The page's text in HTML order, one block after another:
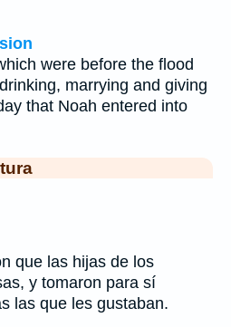
were before the flood
marrying and giving
that Noah entered into
que las hijas de los
y tomaron para sí
las que les gustaban.